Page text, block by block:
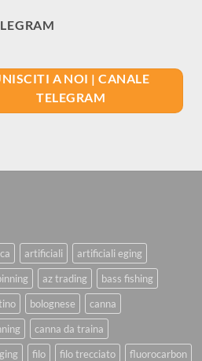
A NOI | CANALE
TELEGRAM
artificiali
artificiali eging
az trading
bass fishing
bolognese
canna
canna da traina
filo filo trecciato
fluorocarbon